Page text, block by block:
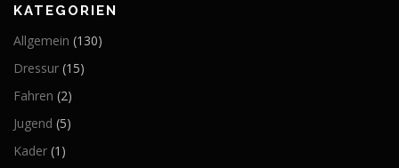
KATEGORIEN
Allgemein (130)
Dressur (15)
Fahren (2)
Jugend (5)
Kader (1)